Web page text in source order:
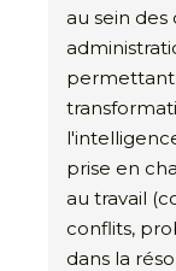
au sein des
prise en
au travail
conflits,
dans la